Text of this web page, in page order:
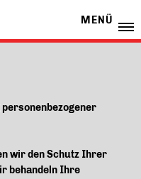
MENÜ
wir den Schutz Ihrer
behandeln Ihre